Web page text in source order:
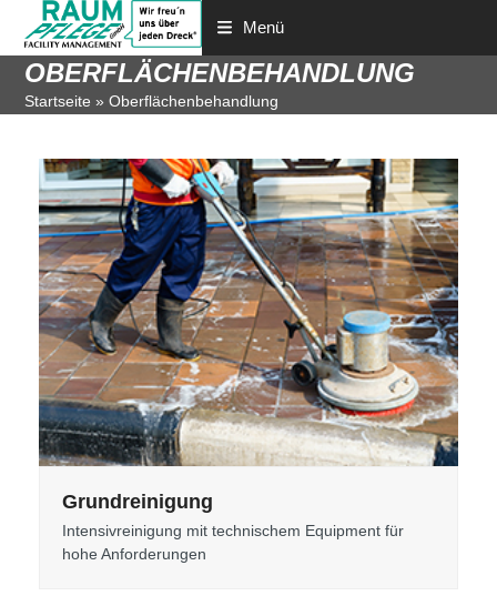
Menü
OBERFLÄCHENBEHANDLUNG
Startseite »Oberflächenbehandlung
Grundreinigung
Intensivreinigung mit technischem Equipment für
hohe Anforderungen